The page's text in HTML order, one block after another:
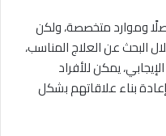
وموارد متخصصة، ولكن
البحث عن العلاج المناسب،
يمكن للأفراد
بناء علاقاتهم بشكل